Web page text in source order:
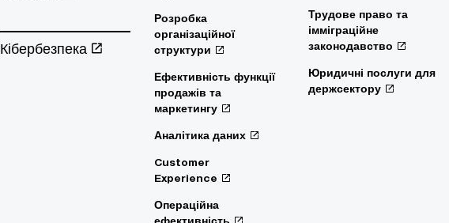
Кібербезпека
Розробка
організаційної
структури
Ефективність функції
продажів та
маркетингу
Аналітика даних
Customer
Experience
Операційна
ефективність
Трудове право та
імміграційне
законодавство
Юридичні послуги для
держсектору